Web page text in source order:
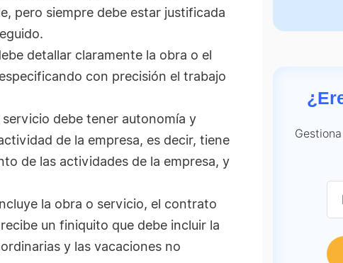
pero siempre debe estar justificada
detallar claramente la obra o el
con precisión el trabajo
debe tener autonomía y
de la empresa, es decir, tiene
de las actividades de la empresa, y
la obra o servicio, el contrato
un finiquito que debe incluir la
y las vacaciones no